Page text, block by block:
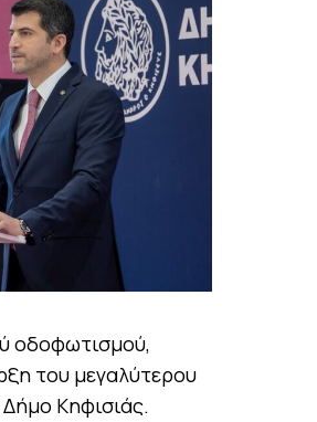
οδοφωτισμού,
του μεγαλύτερου
Κηφισιάς.